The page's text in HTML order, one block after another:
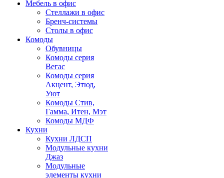
Мебель в офис
Стеллажи в офис
Бренч-системы
Столы в офис
Комоды
Обувницы
Комоды серия
Вегас
Комоды серия
Акцент, Этюд,
Уют
Комоды Стив,
Гамма, Итен, Мэт
Комоды МДФ
Кухни
Кухни ЛДСП
Модульные кухни
Джаз
Модульные
элементы кухни